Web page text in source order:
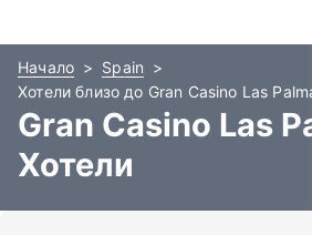
Начало
Spain
Хотели близо до Gran Casino Las
Gran Casino Las
Хотели